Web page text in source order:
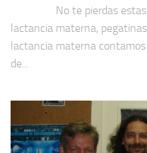
No te pierdas estas
lactancia materna,
lactancia materna
de...